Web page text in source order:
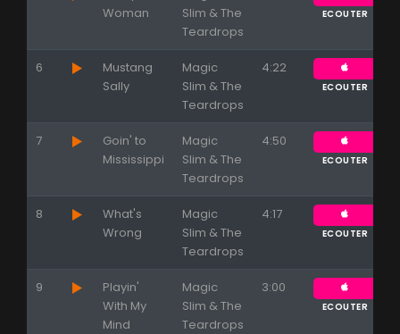
Woman
Slim & The
Teardrops
ECOUTER
6
Mustang
Sally
Magic
Slim & The
Teardrops
4:22
ECOUTER
7
Goin' to
Mississippi
Magic
Slim & The
Teardrops
4:50
ECOUTER
8
What's
Wrong
Magic
Slim & The
Teardrops
4:17
ECOUTER
9
Playin'
With My
Mind
Magic
Slim & The
Teardrops
3:00
ECOUTER